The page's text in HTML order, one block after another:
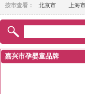
北京市 上海
按市查看：
嘉兴市孕婴童品牌